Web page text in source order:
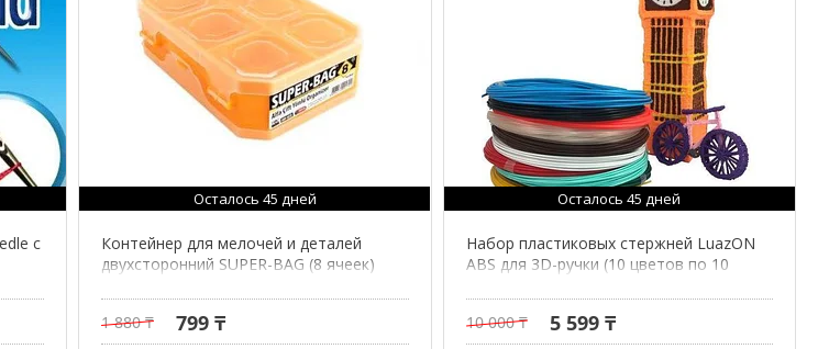
с
Осталось 45 дней
Контейнер для мелочей и деталей
двухсторонний SUPER-BAG (8 ячеек)
1 880 ₸ 799 ₸
Осталось 45 дней
Набор пластиковых стержней LuazON
ABS для 3D-ручки (10 цветов по 10
10 000 ₸
5 599 ₸